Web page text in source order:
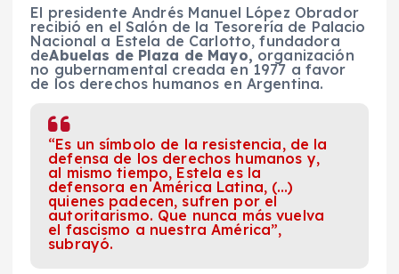
El presidente Andrés Manuel López Obrador
recibió en el Salón de la Tesorería de Palacio
Nacional a Estela de Carlotto, fundadora
deAbuelas de Plaza de Mayo, organización
no gubernamental creada en 1977 a favor
de los derechos humanos en Argentina.
“Es un símbolo de la resistencia, de la
defensa de los derechos humanos y,
al mismo tiempo, Estela es la
defensora en América Latina, (…)
quienes padecen, sufren por el
autoritarismo. Que nunca más vuelva
el fascismo a nuestra América”,
subrayó.